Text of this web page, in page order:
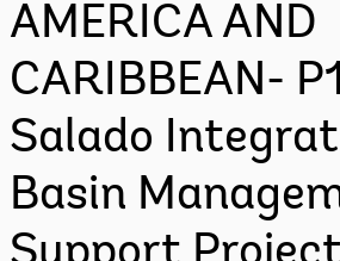
AMERICA AND
CARIBBEAN-
Salado
Basin